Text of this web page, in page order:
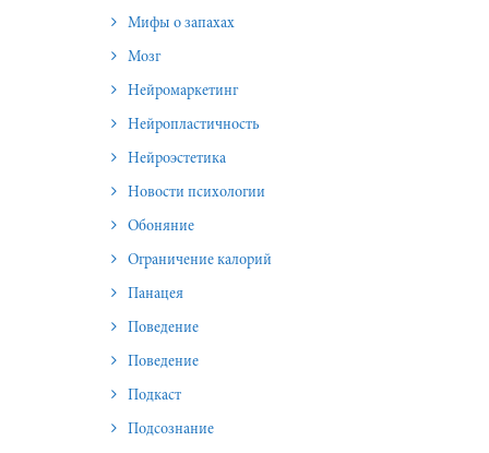
Мифы о запахах
Мозг
Нейромаркетинг
Нейропластичность
Нейроэстетика
Новости психологии
Обоняние
Ограничение калорий
Панацея
Поведение
Поведение
Подкаст
Подсознание